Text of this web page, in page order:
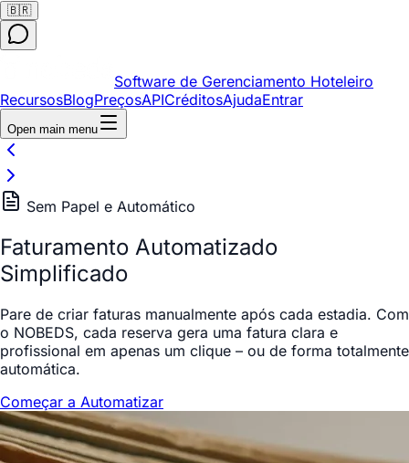
🇧🇷
Software de Gerenciamento Hoteleiro
RecursosBlogPreçosAPICréditosAjudaEntrar
Open main menu
Sem Papel e Automático
Faturamento Automatizado
Simplificado
Pare de criar faturas manualmente após cada estadia. Com
o NOBEDS, cada reserva gera uma fatura clara e
profissional em apenas um clique – ou de forma totalmente
automática.
Começar a Automatizar